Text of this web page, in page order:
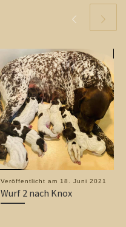
Veröffentlicht am 18. Juni 2021
Wurf 2 nach Knox